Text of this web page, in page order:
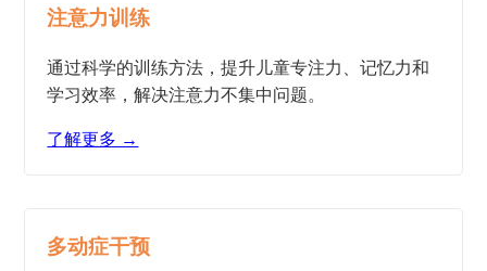
注意力训练
通过科学的训练方法，提升儿童专注力、记忆力和
学习效率，解决注意力不集中问题。
了解更多 →
多动症干预